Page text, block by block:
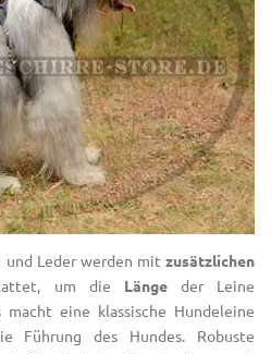
und Leder werden mit zusätzlichen
um die Länge der Leine
macht eine klassische Hundeleine
Führung des Hundes. Robuste